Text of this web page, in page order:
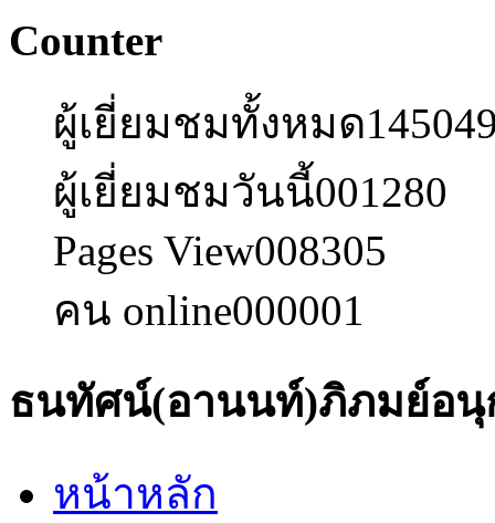
Counter
ผู้เยี่ยมชมทั้งหมด
ผู้เยี่ยมชมวันนี้001280
Pages View008305
คน online000001
ธนทัศน์(อานนท์)ภิภมย์อนุ
หน้าหลัก